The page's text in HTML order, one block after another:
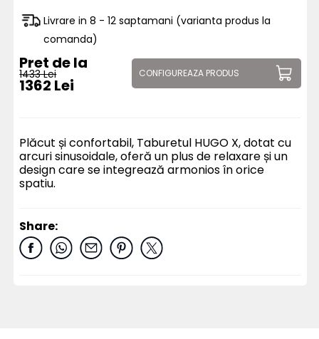
Livrare in 8 - 12 saptamani (varianta produs la
comanda)
Pret de la
1433 Lei
1362 Lei
CONFIGUREAZA PRODUS
Plăcut și confortabil, Taburetul HUGO X, dotat cu
arcuri sinusoidale, oferă un plus de relaxare și un
design care se integrează armonios în orice
spatiu.
Share: